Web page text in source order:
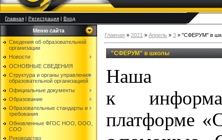
Главная|Регистрация|Вход
Меню сайта
Сведения об образовательной
организации
Новости
ОСНОВНЫЕ СВЕДЕНИЯ
Структура и органы управления
образовательной организацией
Официальные документы
Образование
Образовательные стандарты и
требования
Обновленные ФГОС НОО, ООО,
СОО
Руководство
Главная » 2021 » Апрель » 3 » "СФЕРУМ" в
"СФЕРУМ" в школы
Наша
к
платформе